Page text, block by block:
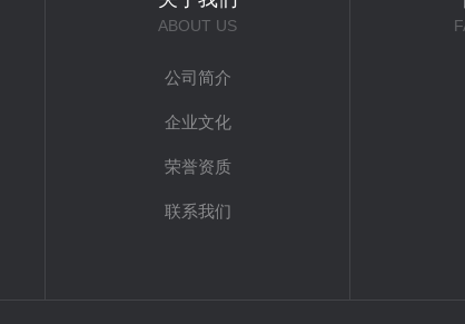
ABOUT US
公司简介
企业文化
荣誉资质
联系我们